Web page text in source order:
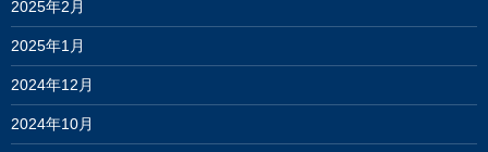
2025年2月
2025年1月
2024年12月
2024年10月